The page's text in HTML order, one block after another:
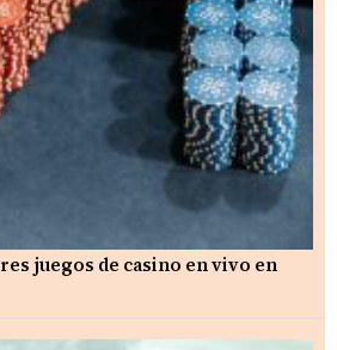
juegos de casino en vivo en